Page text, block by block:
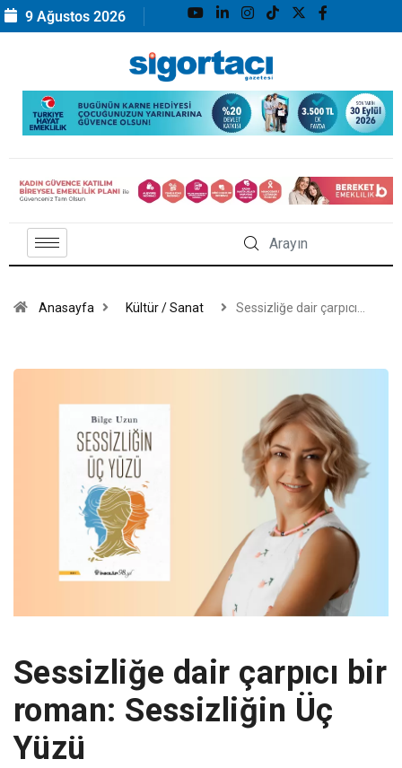
9 Ağustos 2026
Anasayfa Kültür / Sanat Sessizliğe dair çarpıcı…
Sessizliğe dair çarpıcı bir
roman: Sessizliğin Üç
Yüzü